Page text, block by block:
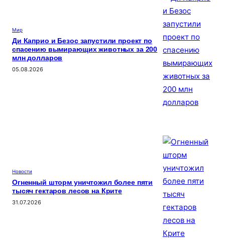
Мир
Ди Каприо и Безос запустили проект по
спасению вымирающих животных за 200
млн долларов
05.08.2026
Новости
Огненный шторм уничтожил более пяти
тысяч гектаров лесов на Крите
31.07.2026